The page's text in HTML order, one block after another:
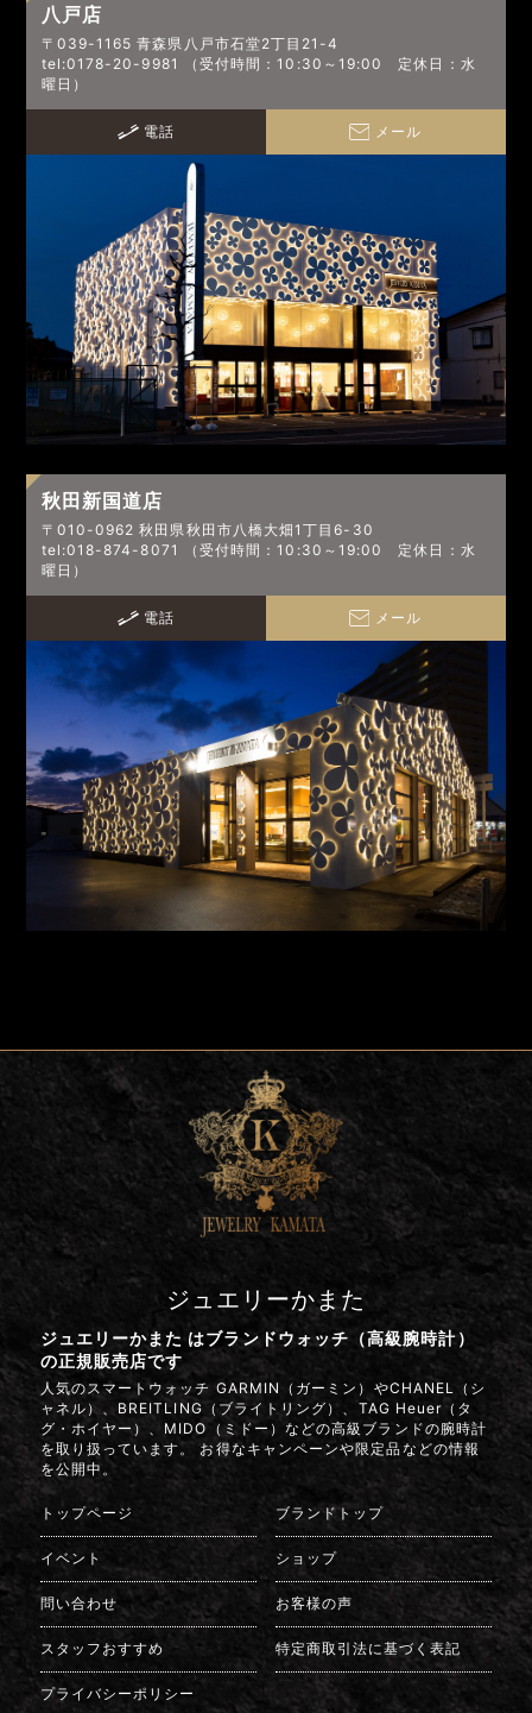
八戸店
〒039-1165 青森県八戸市石堂2丁目21-4
tel:0178-20-9981 （受付時間：10:30～19:00 定休日：水
曜日）
電話 メール
秋田新国道店
〒010-0962 秋田県秋田市八橋大畑1丁目6-30
tel:018-874-8071 （受付時間：10:30～19:00 定休日：水
曜日）
電話 メール
ジュエリーかまた
ジュエリーかまた はブランドウォッチ（高級腕時計）
の正規販売店です
人気のスマートウォッチ GARMIN（ガーミン）やCHANEL（シ
ャネル）、BREITLING（ブライトリング）、TAG Heuer（タ
グ・ホイヤー）、MIDO（ミドー）などの高級ブランドの腕時計
を取り扱っています。 お得なキャンペーンや限定品などの情報
を公開中。
トップページ ブランドトップ
イベント ショップ
問い合わせ お客様の声
スタッフおすすめ 特定商取引法に基づく表記
プライバシーポリシー